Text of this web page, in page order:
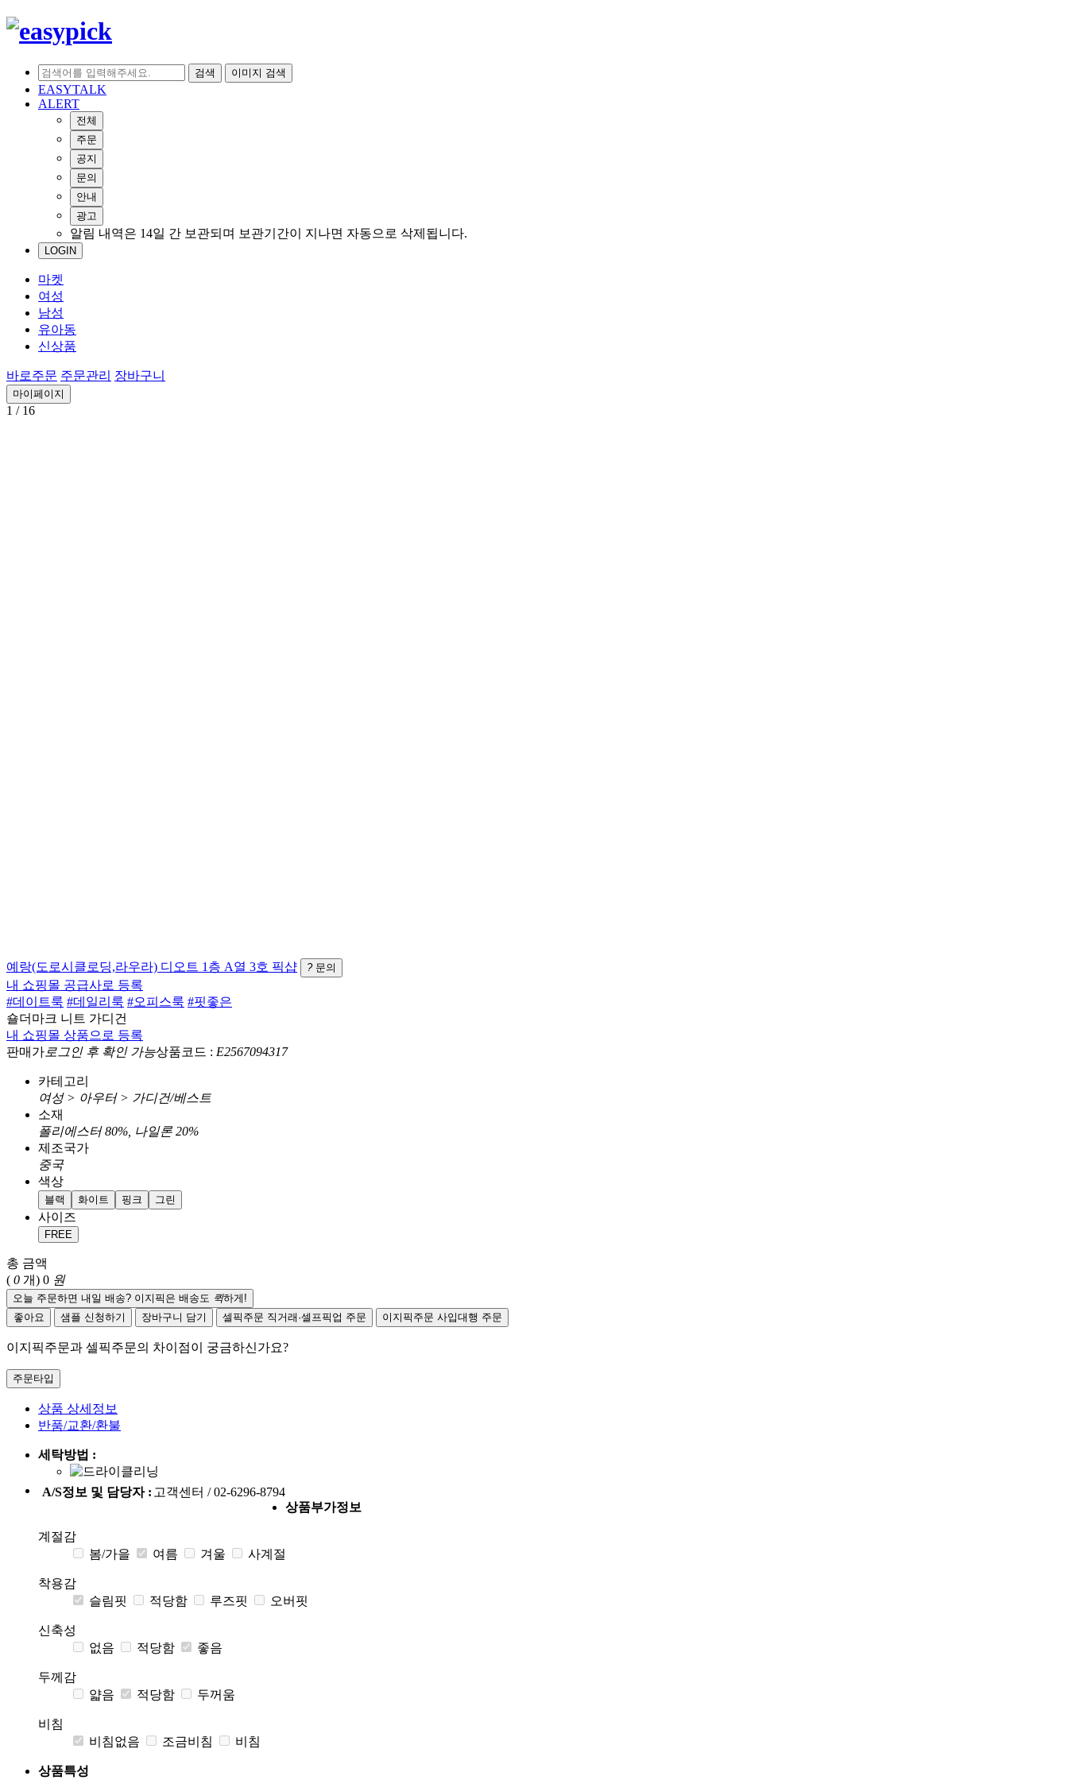
검색 이미지 검색
EASYTALK
ALERT
전체
주문
공지
문의
안내
광고
알림 내역은 14일 간 보관되며 보관기간이 지나면 자동으로 삭제됩니다.
LOGIN
마켓
여성
남성
유아동
신상품
바로주문 주문관리 장바구니
마이페이지
1 / 16
예랑(도로시클로딩,라우라) 디오트 1층 A열 3호 픽샵 ? 문의
내 쇼핑몰 공급사로 등록
#데이트룩 #데일리룩 #오피스룩 #핏좋은
숄더마크 니트 가디건
내 쇼핑몰 상품으로 등록
판매가 로그인 후 확인 가능상품코드 : E2567094317
카테고리
여성 > 아우터 > 가디건/베스트
소재
폴리에스터 80%, 나일론 20%
제조국가
중국
색상
블랙 화이트 핑크 그린
사이즈
FREE
총 금액
( 0 개) 0 원
오늘 주문하면 내일 배송? 이지픽은 배송도 퀵하게!
좋아요
샘플 신청하기 장바구니 담기 셀픽주문 직거래·셀프픽업 주문 이지픽주문 사입대행 주문
이지픽주문과 셀픽주문의 차이점이 궁금하신가요?
주문타입
상품 상세정보
반품/교환/환불
세탁방법 :
A/S정보 및 담당자 : 고객센터 / 02-6296-8794
상품부가정보
계절감
봄/가을
여름 겨울 사계절
착용감
슬림핏
적당함 루즈핏 오버핏
신축성
없음
적당함 좋음
두께감
얇음
적당함 두꺼움
비침
비침없음
조금비침 비침
상품특성